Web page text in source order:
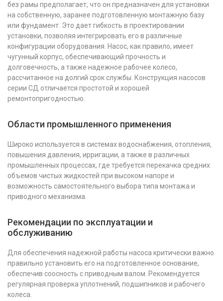
без рамы предполагает, что он предназначен для установки
на собственную, заранее подготовленную монтажную базу
или фундамент. Это дает гибкость в проектировании
установки, позволяя интегрировать его в различные
конфигурации оборудования. Насос, как правило, имеет
чугунный корпус, обеспечивающий прочность и
долговечность, а также надежное рабочее колесо,
рассчитанное на долгий срок службы. Конструкция насосов
серии СД отличается простотой и хорошей
ремонтопригодностью.
Области промышленного применения
Широко используется в системах водоснабжения, отопления,
повышения давления, ирригации, а также в различных
промышленных процессах, где требуется перекачка средних
объемов чистых жидкостей при высоком напоре и
возможность самостоятельного выбора типа монтажа и
приводного механизма.
Рекомендации по эксплуатации и
обслуживанию
Для обеспечения надежной работы насоса критически важно
правильно установить его на подготовленное основание,
обеспечив соосность с приводным валом. Рекомендуется
регулярная проверка уплотнений, подшипников и рабочего
колеса.